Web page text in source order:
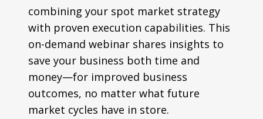
combining your spot market strategy
with proven execution capabilities. This
on-demand webinar shares insights to
save your business both time and
money—for improved business
outcomes, no matter what future
market cycles have in store.